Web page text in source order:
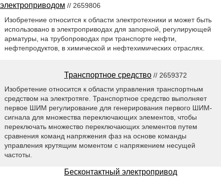
электроприводом // 2659806
Изобретение относится к области электротехники и может быть
использовано в электроприводах для запорной, регулирующей
арматуры, на трубопроводах при транспорте нефти,
нефтепродуктов, в химической и нефтехимических отраслях.
Транспортное средство // 2659372
Изобретение относится к области управления транспортным
средством на электротяге. Транспортное средство выполняет
первое ШИМ регулирование для генерирования первого ШИМ-
сигнала для множества переключающих элементов, чтобы
переключать множество переключающих элементов путем
сравнения команд напряжения фаз на основе команды
управления крутящим моментом с напряжением несущей
частоты.
Бесконтактный электропривод